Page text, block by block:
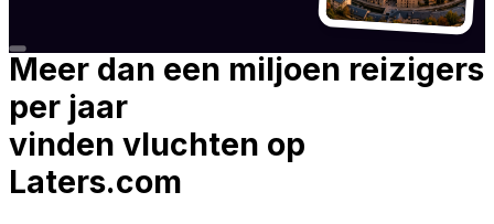
Meer dan een miljoen reizigers
per jaar
vinden vluchten op
Laters.com